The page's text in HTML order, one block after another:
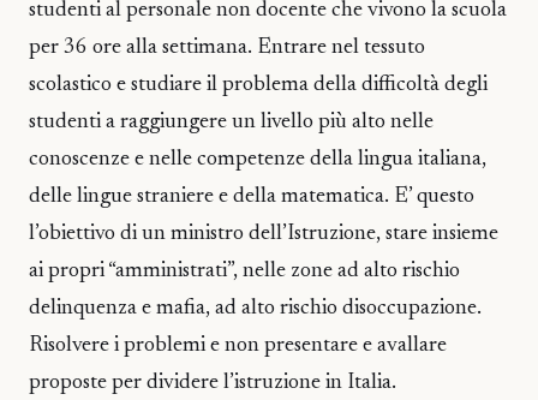
studenti al personale non docente che vivono la scuola
per 36 ore alla settimana. Entrare nel tessuto
scolastico e studiare il problema della difficoltà degli
studenti a raggiungere un livello più alto nelle
conoscenze e nelle competenze della lingua italiana,
delle lingue straniere e della matematica. E’ questo
l’obiettivo di un ministro dell’Istruzione, stare insieme
ai propri “amministrati”, nelle zone ad alto rischio
delinquenza e mafia, ad alto rischio disoccupazione.
Risolvere i problemi e non presentare e avallare
proposte per dividere l’istruzione in Italia.